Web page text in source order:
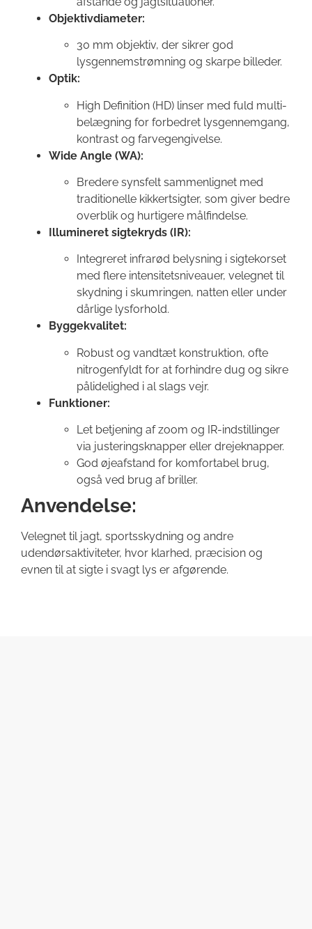
Objektivdiameter:
30 mm objektiv, der sikrer god
lysgennemstrømning og skarpe billeder.
Optik:
High Definition (HD) linser med fuld multi-
belægning for forbedret lysgennemgang,
kontrast og farvegengivelse.
Wide Angle (WA):
Bredere synsfelt sammenlignet med
traditionelle kikkertsigter, som giver bedre
overblik og hurtigere målfindelse.
Illumineret sigtekryds (IR):
Integreret infrarød belysning i sigtekorset
med flere intensitetsniveauer, velegnet til
skydning i skumringen, natten eller under
dårlige lysforhold.
Byggekvalitet:
Robust og vandtæt konstruktion, ofte
nitrogenfyldt for at forhindre dug og sikre
pålidelighed i al slags vejr.
Funktioner:
Let betjening af zoom og IR-indstillinger
via justeringsknapper eller drejeknapper.
God øjeafstand for komfortabel brug,
også ved brug af briller.
Anvendelse:
Velegnet til jagt, sportsskydning og andre
udendørsaktiviteter, hvor klarhed, præcision og
evnen til at sigte i svagt lys er afgørende.